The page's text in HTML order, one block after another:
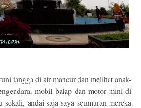
tangga di air mancur dan melihat anak-
mobil balap dan motor mini di
sekali, andai saja saya seumuran mereka